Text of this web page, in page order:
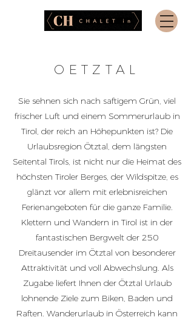
OETZTAL
Sie sehnen sich nach saftigem Grün, viel
frischer Luft und einem Sommerurlaub in
Tirol, der reich an Höhepunkten ist? Die
Urlaubsregion Ötztal, dem längsten
Seitental Tirols, ist nicht nur die Heimat des
höchsten Tiroler Berges, der Wildspitze, es
glänzt vor allem mit erlebnisreichen
Ferienangeboten für die ganze Familie.
Klettern und Wandern in Tirol ist in der
fantastischen Bergwelt der 250
Dreitausender im Ötztal von besonderer
Attraktivität und voll Abwechslung. Als
Zugabe liefert Ihnen der Ötztal Urlaub
lohnende Ziele zum Biken, Baden und
Raften. Wanderurlaub in Österreich kann